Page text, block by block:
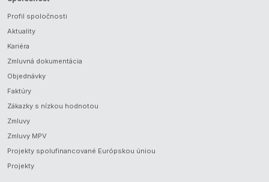
Profil spoločnosti
Aktuality
Kariéra
Zmluvná dokumentácia
Objednávky
Faktúry
Zákazky s nízkou hodnotou
Zmluvy
Zmluvy MPV
Projekty spolufinancované Európskou úniou
Projekty